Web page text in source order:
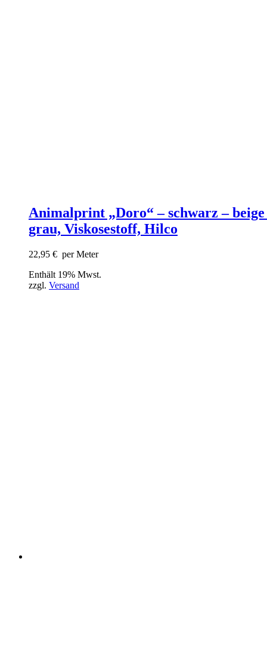
Animalprint „Doro“ – schwarz – beige
grau, Viskosestoff, Hilco
22,95 € per Meter
Enthält 19% Mwst.
zzgl. Versand